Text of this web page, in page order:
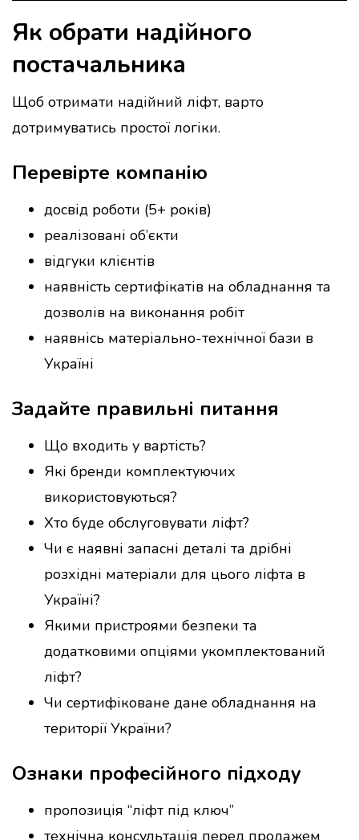
Як обрати надійного
постачальника
Щоб отримати надійний ліфт, варто
дотримуватись простої логіки.
Перевірте компанію
досвід роботи (5+ років)
реалізовані об’єкти
відгуки клієнтів
наявність сертифікатів на обладнання та
дозволів на виконання робіт
наявнісь матеріально-технічної бази в
Україні
Задайте правильні питання
Що входить у вартість?
Які бренди комплектуючих
використовуються?
Хто буде обслуговувати ліфт?
Чи є наявні запасні деталі та дрібні
розхідні матеріали для цього ліфта в
Україні?
Якими пристроями безпеки та
додатковими опціями укомплектований
ліфт?
Чи сертифіковане дане обладнання на
території України?
Ознаки професійного підходу
пропозиція “ліфт під ключ”
технічна консультація перед продажем